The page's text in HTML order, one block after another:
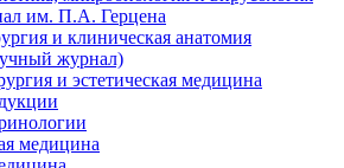
им. П.А. Герцена
и клиническая анатомия
журнал)
и эстетическая медицина
медицина